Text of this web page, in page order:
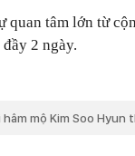
quan tâm lớn từ
2 ngày.
mộ Kim Soo